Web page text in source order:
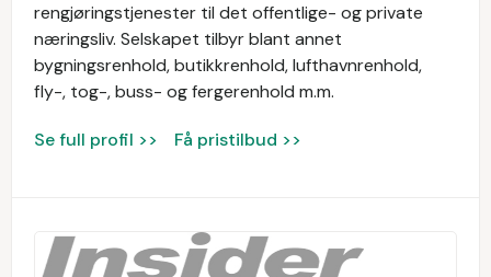
rengjøringstjenester til det offentlige- og private
næringsliv. Selskapet tilbyr blant annet
bygningsrenhold, butikkrenhold, lufthavnrenhold,
fly-, tog-, buss- og fergerenhold m.m.
Se full profil >> Få pristilbud >>